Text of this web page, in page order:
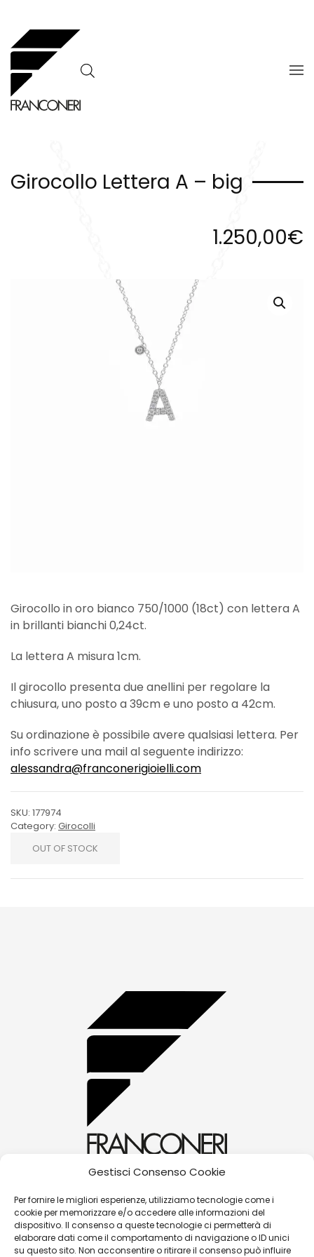
Gestisci Consenso Cookie
Per fornire le migliori esperienze, utilizziamo tecnologie come i
cookie per memorizzare e/o accedere alle informazioni del
dispositivo. Il consenso a queste tecnologie ci permetterà di
elaborare dati come il comportamento di navigazione o ID unici
su questo sito. Non acconsentire o ritirare il consenso può influire
Skip to main content
Girocollo Lettera A – big
1.250,00€
Girocollo in oro bianco 750/1000 (18ct) con lettera A
in brillanti bianchi 0,24ct.
La lettera A misura 1cm.
Il girocollo presenta due anellini per regolare la
chiusura, uno posto a 39cm e uno posto a 42cm.
Su ordinazione è possibile avere qualsiasi lettera. Per
info scrivere una mail al seguente indirizzo:
alessandra@franconerigioielli.com
SKU: 177974
Category: Girocolli
OUT OF STOCK
(+39) 0572 70087
Corso Matteotti, 31 - 51016 - Montecatini Terme